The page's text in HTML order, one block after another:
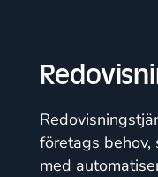
företags behov,
med